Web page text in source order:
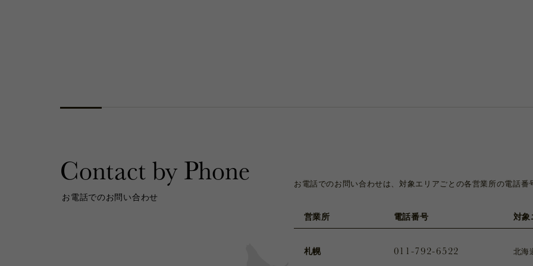
Contact by Phone
お電話でのお問い合わせ
お電話でのお問い合わせは、対象エリアごとの各営業所の電話番
営業所 電話番号 対象
札幌 011-792-6522 北海